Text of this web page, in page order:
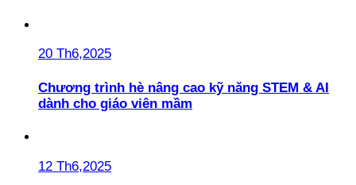
20 Th6,2025
Chương trình hè nâng cao kỹ năng STEM & AI
dành cho giáo viên mầm
12 Th6,2025